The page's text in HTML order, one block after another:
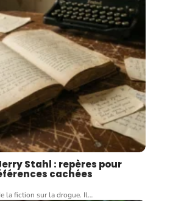
Stahl : repères pour
cachées
la fiction sur la drogue. Il…